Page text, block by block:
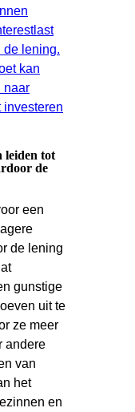
de lening.
kan
naar
leiden tot
de
een
de lening
gunstige
uit te
ze meer
andere
van
het
en